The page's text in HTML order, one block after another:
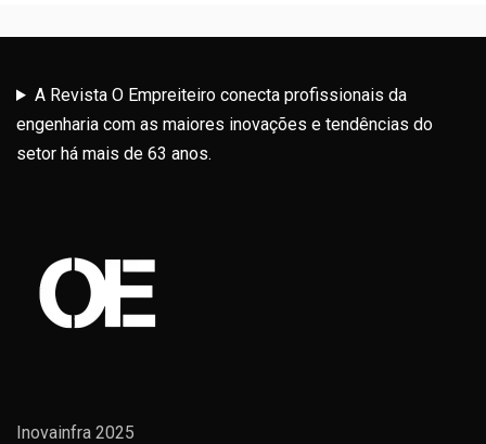
A Revista O Empreiteiro conecta profissionais da
engenharia com as maiores inovações e tendências do
setor há mais de 63 anos.
Inovainfra 2025